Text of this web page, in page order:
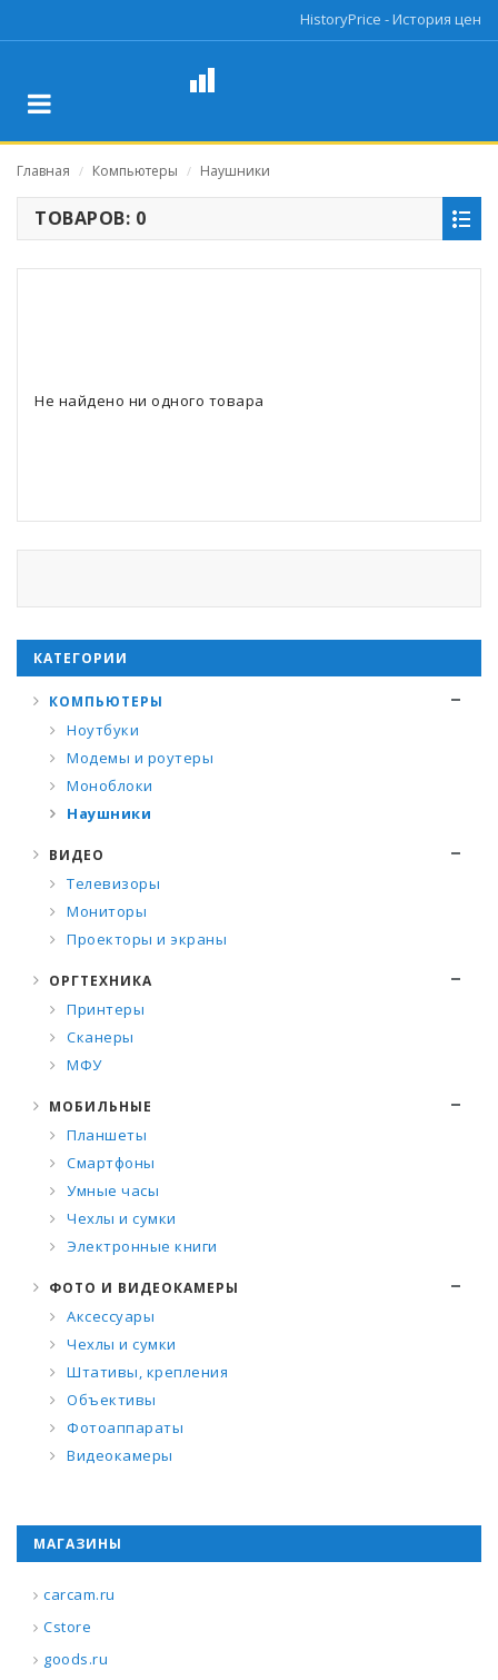
HistoryPrice - История цен
Главная / Компьютеры / Наушники
ТОВАРОВ: 0
Не найдено ни одного товара
КАТЕГОРИИ
КОМПЬЮТЕРЫ
Ноутбуки
Модемы и роутеры
Моноблоки
Наушники
ВИДЕО
Телевизоры
Мониторы
Проекторы и экраны
ОРГТЕХНИКА
Принтеры
Сканеры
МФУ
МОБИЛЬНЫЕ
Планшеты
Смартфоны
Умные часы
Чехлы и сумки
Электронные книги
ФОТО И ВИДЕОКАМЕРЫ
Аксессуары
Чехлы и сумки
Штативы, крепления
Объективы
Фотоаппараты
Видеокамеры
МАГАЗИНЫ
carcam.ru
Cstore
goods.ru